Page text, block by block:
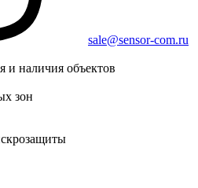
sale@sensor-com.ru
и наличия объектов
зон